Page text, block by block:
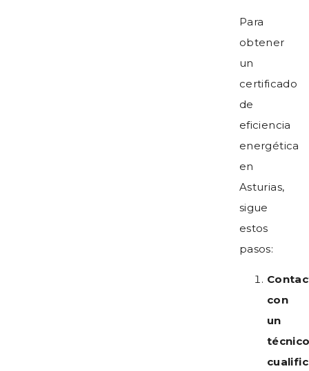
Para
obtener
un
certificado
de
eficiencia
energética
en
Asturias,
sigue
estos
pasos:
con
un